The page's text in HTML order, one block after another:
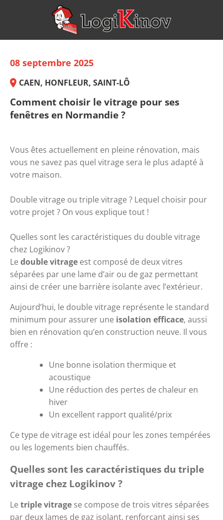
08 septembre 2025
CAEN, HONFLEUR, SAINT-LÔ
Comment choisir le vitrage pour ses
fenêtres en Normandie ?
Vous êtes actuellement en pleine rénovation, mais
vous ne savez pas quel vitrage sera le plus adapté à
votre maison.
Double vitrage ou triple vitrage ? Lequel choisir pour
votre projet ? On vous explique tout !
Quelles sont les caractéristiques du double vitrage
chez Logikinov ?
Le double vitrage est composé de deux vitres
séparées par une lame d’air ou de gaz permettant
ainsi de créer une barrière isolante avec l’extérieur.
Aujourd’hui, le double vitrage représente le standard
minimum pour assurer une isolation efficace, aussi
bien en rénovation qu’en construction neuve. Il vous
offre :
Une bonne isolation thermique et
acoustique
Une réduction des pertes de chaleur en
hiver
Un excellent rapport qualité/prix
Ce type de vitrage est idéal pour les zones tempérées
ou les logements bien chauffés.
Quelles sont les caractéristiques du triple
vitrage chez Logikinov ?
Le triple vitrage se compose de trois vitres séparées
par deux lames de gaz isolant, renforçant ainsi ses